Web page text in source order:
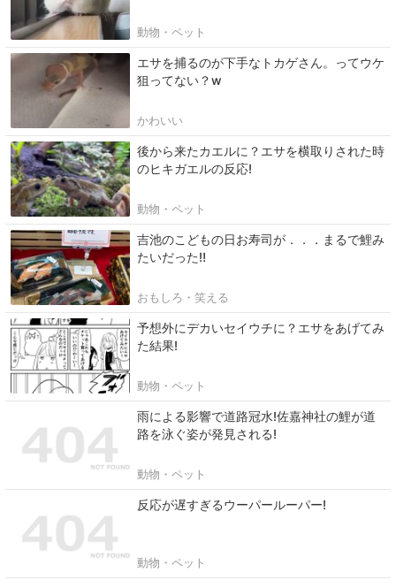
動物・ペット
エサを捕るのが下手なトカゲさん。ってウケ
狙ってない？w
かわいい
後から来たカエルに？エサを横取りされた時
のヒキガエルの反応!
動物・ペット
吉池のこどもの日お寿司が．．．まるで鯉み
たいだった‼
おもしろ・笑える
予想外にデカいセイウチに？エサをあげてみ
た結果!
動物・ペット
雨による影響で道路冠水!佐嘉神社の鯉が道
路を泳ぐ姿が発見される!
動物・ペット
反応が遅すぎるウーパールーパー!
動物・ペット